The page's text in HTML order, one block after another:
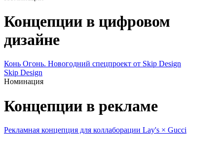
Концепции в цифровом
дизайне
Конь Огонь. Новогодний спецпроект от Skip Design
Skip Design
Номинация
Концепции в рекламе
Рекламная концепция для коллаборации Lay's × Gucci